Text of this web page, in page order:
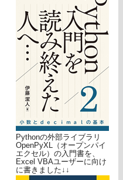
Pythonの外部ライブラリ
OpenPyXL（オープンパイ
エクセル）の入門書を、
Excel VBAユーザーに向け
に書きました↓↓